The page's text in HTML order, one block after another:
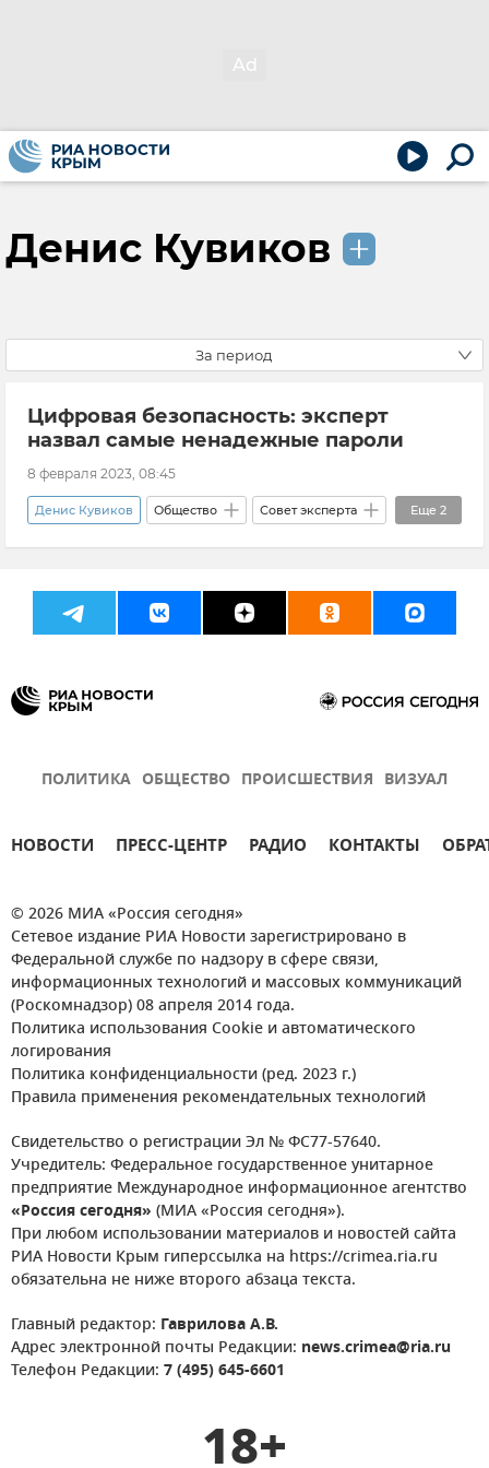
Денис Кувиков
За период
Цифровая безопасность: эксперт
назвал самые ненадежные пароли
8 февраля 2023, 08:45
Еще 2
Денис Кувиков Общество Совет эксперта
Защита персональных данных Безопасность
ПОЛИТИКА ОБЩЕСТВО ПРОИСШЕСТВИЯ ВИЗУАЛ
НОВОСТИ ПРЕСС-ЦЕНТР РАДИО КОНТАКТЫ
© 2026 МИА «Россия сегодня»
Сетевое издание РИА Новости зарегистрировано в
Федеральной службе по надзору в сфере связи,
информационных технологий и массовых коммуникаций
(Роскомнадзор) 08 апреля 2014 года.
Политика использования Cookie и автоматического
логирования
Политика конфиденциальности (ред. 2023 г.)
Правила применения рекомендательных технологий
Свидетельство о регистрации Эл № ФС77-57640.
Учредитель: Федеральное государственное унитарное
предприятие Международное информационное агентство
«Россия сегодня» (МИА «Россия сегодня»).
При любом использовании материалов и новостей сайта
РИА Новости Крым гиперссылка на https://crimea.ria.ru
обязательна не ниже второго абзаца текста.
Главный редактор: Гаврилова А.В.
Адрес электронной почты Редакции: news.crimea@ria.ru
Телефон Редакции: 7 (495) 645-6601
18+